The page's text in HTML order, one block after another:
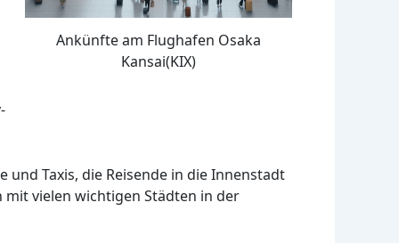
Ankünfte am Flughafen Osaka
Kansai(KIX)
Taxis, die Reisende in die Innenstadt
vielen wichtigen Städten in der